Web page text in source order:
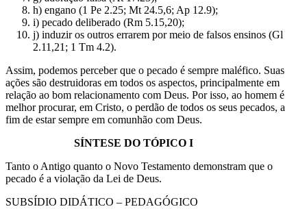
h) engano (1 Pe 2.25; Mt 24.5,6; Ap 12.9);
i) pecado deliberado (Rm 5.15,20);
j) induzir os outros errarem por meio de falsos ensinos (Gl
2.11,21; 1 Tm 4.2).
Assim, podemos perceber que o pecado é sempre maléfico. Suas
ações são destruidoras em todos os aspectos, principalmente em
relação ao bom relacionamento com Deus. Por isso, ao homem é
melhor procurar, em Cristo, o perdão de todos os seus pecados, a
fim de estar sempre em comunhão com Deus.
SÍNTESE DO TÓPICO I
Tanto o Antigo quanto o Novo Testamento demonstram que o
pecado é a violação da Lei de Deus.
SUBSÍDIO DIDÁTICO – PEDAGÓGICO